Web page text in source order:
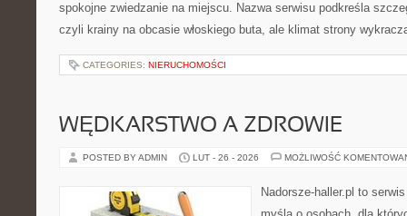
spokojne zwiedzanie na miejscu. Nazwa serwisu podkreśla
czyli krainy na obcasie włoskiego buta, ale klimat strony
CATEGORIES: NIERUCHOMOŚCI
WĘDKARSTWO A ZDROWIE
POSTED BY ADMIN LUT - 26 - 2026 MOŻLIWOŚĆ
Nadorsze-haller.pl to